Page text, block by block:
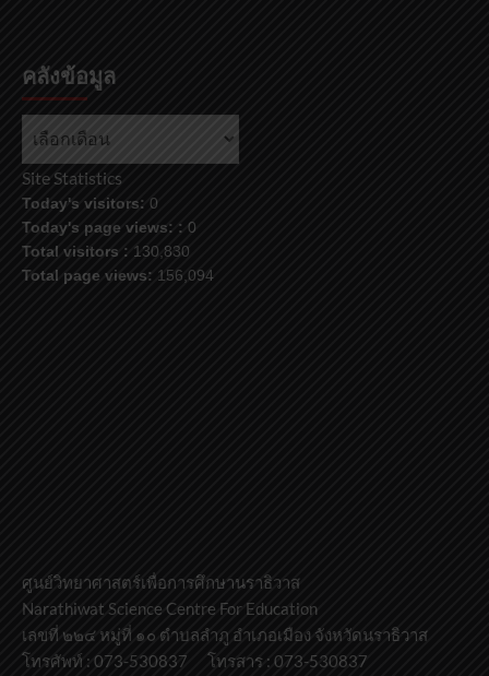
คลังข้อมูล
คลัง
Site Statistics
Today's visitors: 0
Today's page views: : 0
Total visitors : 130,830
Total page views: 156,094
ศูนย์วิทยาศาสตร์เพื่อการศึกษานราธิวาส
Narathiwat Science Centre For Education
เลขที่ ๒๒๔ หมู่ที่ ๑๐ ตำบลลำภู อำเภอเมือง จังหวัดนราธิวาส
โทรศัพท์ : 073-530837 โทรสาร : 073-530837